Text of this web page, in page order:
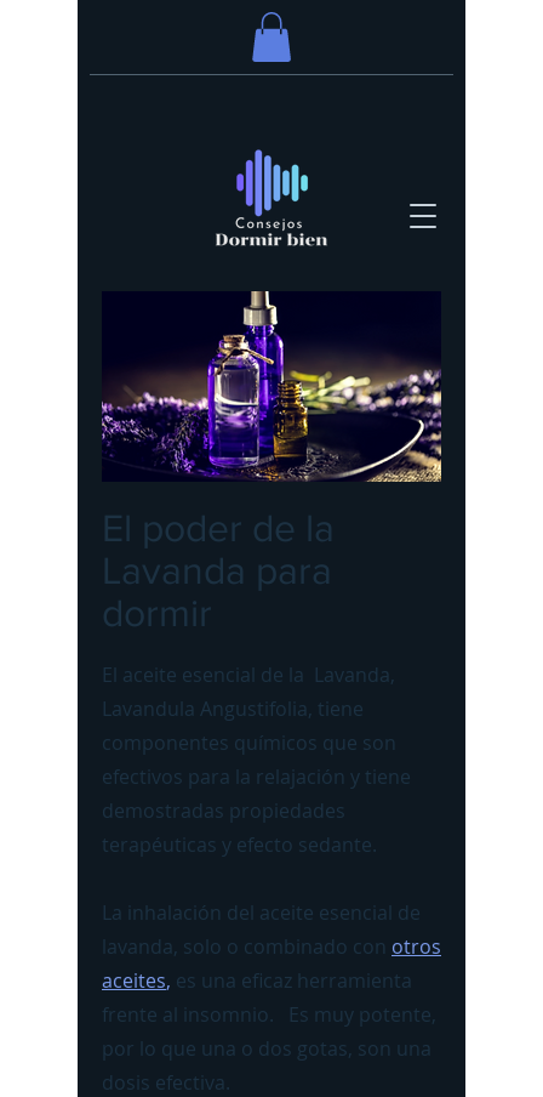
El poder de la
Lavanda para
dormir
El aceite esencial de la Lavanda,
Lavandula Angustifolia, tiene
componentes químicos que son
efectivos para la relajación y tiene
demostradas propiedades
terapéuticas y efecto sedante.
La inhalación del aceite esencial de
lavanda, solo o combinado con otros
aceites, es una eficaz herramienta
frente al insomnio. Es muy potente,
por lo que una o dos gotas, son una
dosis efectiva.